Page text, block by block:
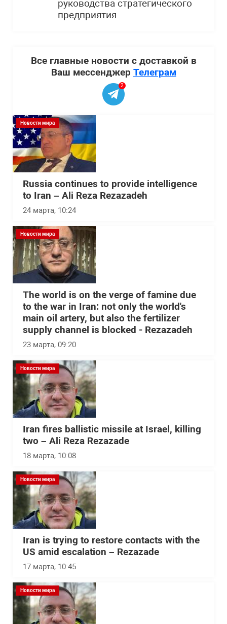
руководства стратегического
предприятия
Все главные новости с доставкой в
Ваш мессенджер Телеграм
2
Новости мира
Russia continues to provide intelligence
to Iran – Ali Reza Rezazadeh
24 марта, 10:24
Новости мира
The world is on the verge of famine due
to the war in Iran: not only the world's
main oil artery, but also the fertilizer
supply channel is blocked - Rezazadeh
23 марта, 09:20
Новости мира
Iran fires ballistic missile at Israel, killing
two – Ali Reza Rezazade
18 марта, 10:08
Новости мира
Iran is trying to restore contacts with the
US amid escalation – Rezazade
17 марта, 10:45
Новости мира